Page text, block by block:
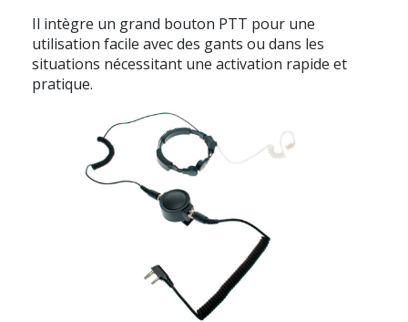
Il intègre un grand bouton PTT pour une
utilisation facile avec des gants ou dans les
situations nécessitant une activation rapide et
pratique.